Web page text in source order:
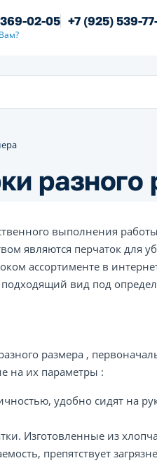
02-05 +7 (925) 539-
разного
выполнения
являются перчаток для
ассортименте в
вид под
размера ,
на их параметры :
удобно сидят на
Изготовленные из
препятствует